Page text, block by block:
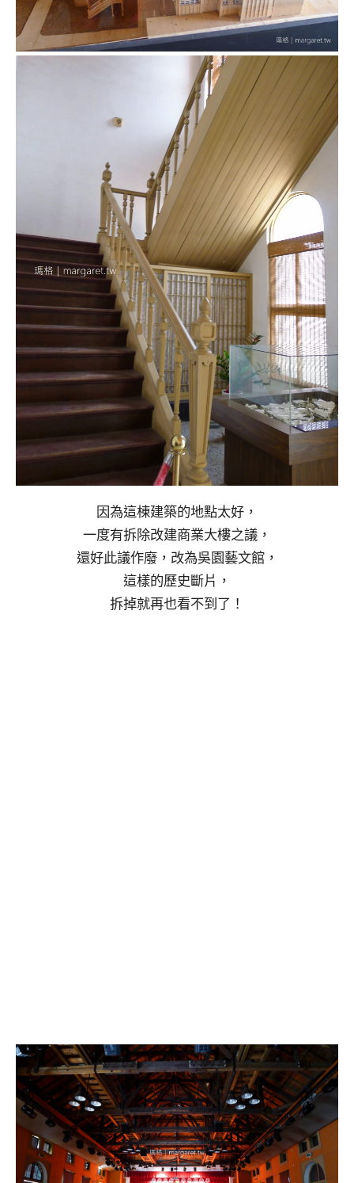
因為這棟建築的地點太好，
一度有拆除改建商業大樓之議，
還好此議作廢，改為吳園藝文館，
這樣的歷史斷片，
拆掉就再也看不到了！